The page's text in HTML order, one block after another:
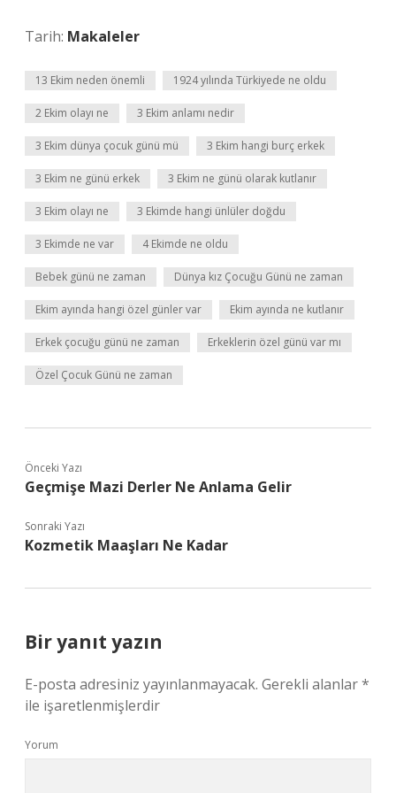
Tarih: Makaleler
13 Ekim neden önemli 1924 yılında Türkiyede ne oldu
2 Ekim olayı ne 3 Ekim anlamı nedir
3 Ekim dünya çocuk günü mü 3 Ekim hangi burç erkek
3 Ekim ne günü erkek 3 Ekim ne günü olarak kutlanır
3 Ekim olayı ne 3 Ekimde hangi ünlüler doğdu
3 Ekimde ne var 4 Ekimde ne oldu
Bebek günü ne zaman Dünya kız Çocuğu Günü ne zaman
Ekim ayında hangi özel günler var Ekim ayında ne kutlanır
Erkek çocuğu günü ne zaman Erkeklerin özel günü var mı
Özel Çocuk Günü ne zaman
Önceki Yazı
Geçmişe Mazi Derler Ne Anlama Gelir
Sonraki Yazı
Kozmetik Maaşları Ne Kadar
Bir yanıt yazın
E-posta adresiniz yayınlanmayacak. Gerekli alanlar*
ile işaretlenmişlerdir
Yorum